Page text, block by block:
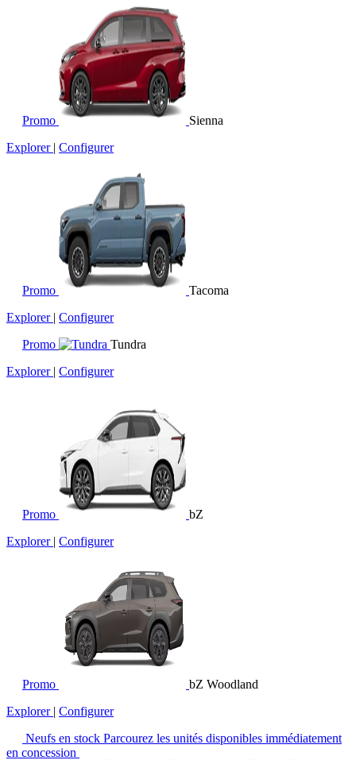
Promo
Sienna
Explorer | Configurer
Promo
Tacoma
Explorer | Configurer
Promo
Tundra
Explorer | Configurer
Promo
bZ
Explorer | Configurer
Promo
bZ Woodland
Explorer | Configurer
Neufs en stock Parcourez les unités disponibles immédiatement
en concession